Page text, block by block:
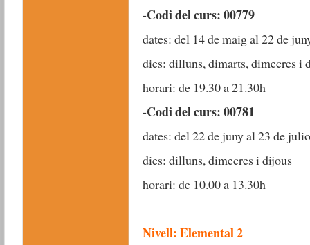
-Codi del curs: 00779
dates: del 14 de maig al 22 de
dies: dilluns, dimarts, dimecres i
horari: de 19.30 a 21.30h
-Codi del curs: 00781
dates: del 22 de juny al 23 de
dies: dilluns, dimecres i dijous
horari: de 10.00 a 13.30h
Nivell: Elemental 2